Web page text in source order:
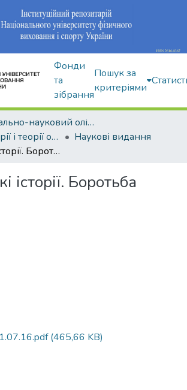
Фонди
та
зібрання
Пошук за
критеріями
Навчально-науковий олімпійський інститут
Кафедра історії і теорії олімпійського спорту
Наукові видання
Олімпійські історії. Боротьба
історії. Боротьба
(465,66 KB)